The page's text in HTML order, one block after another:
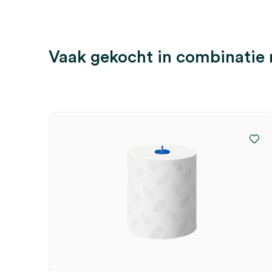
Vaak gekocht in combinatie